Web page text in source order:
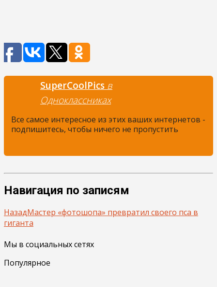
SuperCoolPics в
Одноклассниках
Все самое интересное из этих ваших интернетов -
подпишитесь, чтобы ничего не пропустить
Навигация по записям
НазадМастер «фотошопа» превратил своего пса в
гиганта
Мы в социальных сетях
Популярное